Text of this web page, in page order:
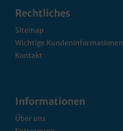
Rechtliches
Sitemap
Wichtige Kundeninformationen
Kontakt
Informationen
Über uns